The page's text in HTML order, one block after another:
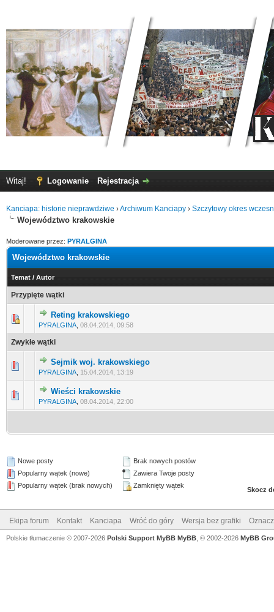
Witaj! Logowanie Rejestracja
Kanciapa: historie nieprawdziwe ›Archiwum Kanciapy › Szczytowy okres
Województwo krakowskie
Moderowane przez: PYRALGINA
Województwo krakowskie
Temat / Autor
Przypięte wątki
Reting krakowskiego
PYRALGINA 08.04.2014, 09:58
Zwykłe wątki
Sejmik woj. krakowskiego
PYRALGINA 15.04.2014, 13:19
Wieści krakowskie
PYRALGINA 08.04.2014, 22:00
Nowe posty
Popularny wątek (nowe)
Popularny wątek (brak nowych)
Brak nowych postów
Zawiera Twoje posty
Zamknięty wątek
Skocz
Ekipa forum Kontakt Kanciapa Wróć do góry Wersja bez grafiki
Polskie tłumaczenie © 2007-2026 Polski Support MyBB MyBB , © 2002-2026 MyBB